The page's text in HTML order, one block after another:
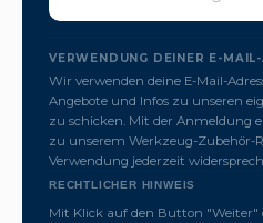
VERWENDUNG DEINER E-
Wir verwenden deine E-Mail-
Angebote und Infos zu unseren
zu schicken. Mit der Anmeldung
zu unserem Werkzeug-Zubehör-
Verwendung jederzeit
RECHTLICHER HINWEIS
Mit Klick auf den Button "Weiter"